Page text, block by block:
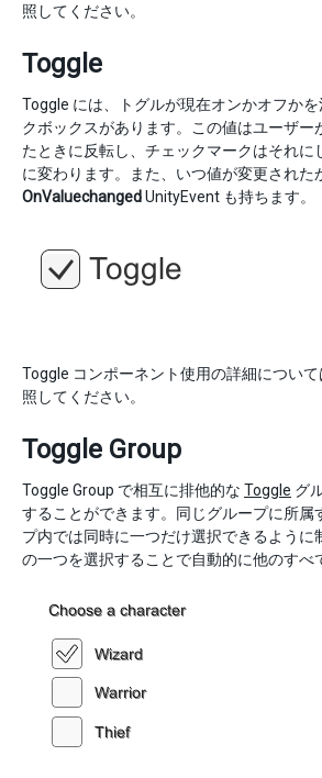
照してください。
Toggle
Toggle には、トグルが現在オンかオフかを
クボックスがあります。この値はユーザー
たときに反転し、チェックマークはそれに
に変わります。また、いつ値が変更された
OnValuechangedUnityEvent も持ちます。
Toggle コンポーネント使用の詳細について
照してください。
Toggle Group
Toggle Group で相互に排他的な Toggle グ
することができます。同じグループに所属
プ内では同時に一つだけ選択できるように
の一つを選択することで自動的に他のすべ